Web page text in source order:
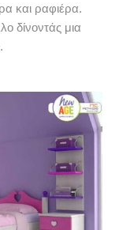
και ραφιέρα.
δίνοντάς μια